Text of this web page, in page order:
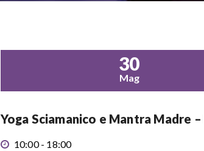
30
Mag
Yoga Sciamanico e Mantra Madre –
10:00 - 18:00